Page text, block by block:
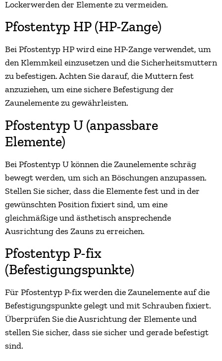
Lockerwerden der Elemente zu vermeiden.
Pfostentyp HP (HP-Zange)
Bei Pfostentyp HP wird eine HP-Zange verwendet, um
den Klemmkeil einzusetzen und die Sicherheitsmuttern
zu befestigen. Achten Sie darauf, die Muttern fest
anzuziehen, um eine sichere Befestigung der
Zaunelemente zu gewährleisten.
Pfostentyp U (anpassbare
Elemente)
Bei Pfostentyp U können die Zaunelemente schräg
bewegt werden, um sich an Böschungen anzupassen.
Stellen Sie sicher, dass die Elemente fest und in der
gewünschten Position fixiert sind, um eine
gleichmäßige und ästhetisch ansprechende
Ausrichtung des Zauns zu erreichen.
Pfostentyp P-fix
(Befestigungspunkte)
Für Pfostentyp P-fix werden die Zaunelemente auf die
Befestigungspunkte gelegt und mit Schrauben fixiert.
Überprüfen Sie die Ausrichtung der Elemente und
stellen Sie sicher, dass sie sicher und gerade befestigt
sind.